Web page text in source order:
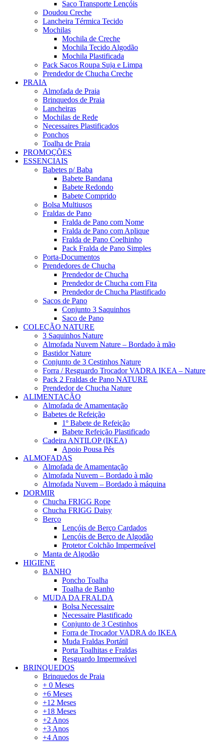
Saco Transporte Lençóis
Doudou Creche
Lancheira Térmica Tecido
Mochilas
Mochila de Creche
Mochila Tecido Algodão
Mochila Plastificada
Pack Sacos Roupa Suja e Limpa
Prendedor de Chucha Creche
PRAIA
Almofada de Praia
Brinquedos de Praia
Lancheiras
Mochilas de Rede
Necessaires Plastificados
Ponchos
Toalha de Praia
PROMOÇÕES
ESSENCIAIS
Babetes p/ Baba
Babete Bandana
Babete Redondo
Babete Comprido
Bolsa Multiusos
Fraldas de Pano
Fralda de Pano com Nome
Fralda de Pano com Aplique
Fralda de Pano Coelhinho
Pack Fralda de Pano Simples
Porta-Documentos
Prendedores de Chucha
Prendedor de Chucha
Prendedor de Chucha com Fita
Prendedor de Chucha Plastificado
Sacos de Pano
Conjunto 3 Saquinhos
Saco de Pano
COLEÇÃO NATURE
3 Saquinhos Nature
Almofada Nuvem Nature – Bordado à mão
Bastidor Nature
Conjunto de 3 Cestinhos Nature
Forra / Resguardo Trocador VADRA IKEA – Nature
Pack 2 Fraldas de Pano NATURE
Prendedor de Chucha Nature
ALIMENTAÇÃO
Almofada de Amamentação
Babetes de Refeição
1º Babete de Refeição
Babete Refeição Plastificado
Cadeira ANTILOP (IKEA)
Apoio Pousa Pés
ALMOFADAS
Almofada de Amamentação
Almofada Nuvem – Bordado à mão
Almofada Nuvem – Bordado à máquina
DORMIR
Chucha FRIGG Rope
Chucha FRIGG Daisy
Berço
Lençóis de Berço Cardados
Lençóis de Berço de Algodão
Protetor Colchão Impermeável
Manta de Algodão
HIGIENE
BANHO
Poncho Toalha
Toalha de Banho
MUDA DA FRALDA
Bolsa Necessaire
Necessaire Plastificado
Conjunto de 3 Cestinhos
Forra de Trocador VADRA do IKEA
Muda Fraldas Portátil
Porta Toalhitas e Fraldas
Resguardo Impermeável
BRINQUEDOS
Brinquedos de Praia
+ 0 Meses
+6 Meses
+12 Meses
+18 Meses
+2 Anos
+3 Anos
+4 Anos